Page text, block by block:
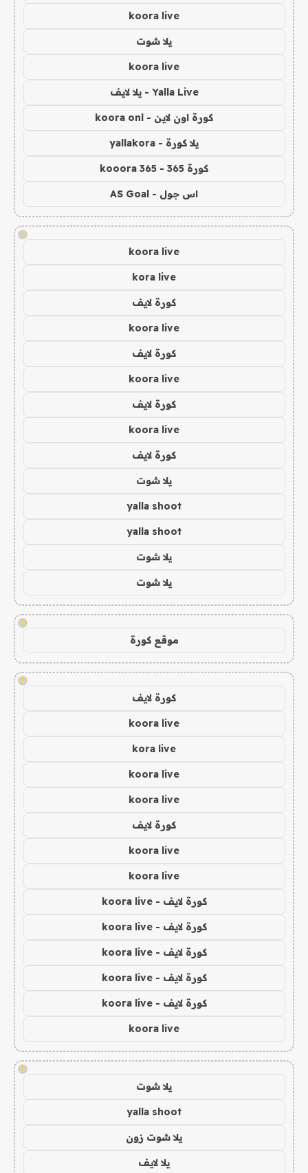
koora live
يلا شوت
koora live
Yalla Live - يلا لايف
كورة اون لاين - koora onl
يلا كورة - yallakora
كورة 365 - kooora 365
اس جول - AS Goal
!
koora live
kora live
كورة لايف
koora live
كورة لايف
koora live
كورة لايف
koora live
كورة لايف
يلا شوت
yalla shoot
yalla shoot
يلا شوت
يلا شوت
!
موقع كورة
!
كورة لايف
koora live
kora live
koora live
koora live
كورة لايف
koora live
koora live
كورة لايف - koora live
كورة لايف - koora live
كورة لايف - koora live
كورة لايف - koora live
كورة لايف - koora live
koora live
!
يلا شوت
yalla shoot
يلا شوت زون
يلا لايف